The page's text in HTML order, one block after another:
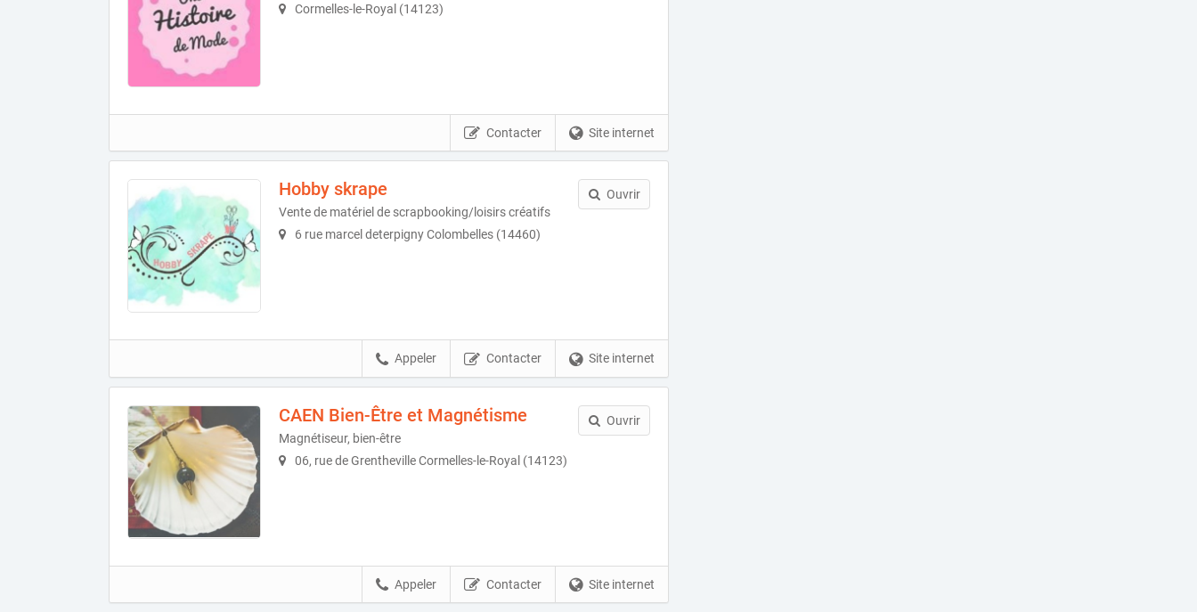
Cormelles-le-Royal (14123)
Site internet
Contacter
Hobby skrape
Vente de matériel de scrapbooking/loisirs créatifs
6 rue marcel deterpigny Colombelles (14460)
Ouvrir
Site internet
Contacter
Appeler
CAEN Bien-Être et Magnétisme
Magnétiseur, bien-être
06, rue de Grentheville Cormelles-le-Royal (14123)
Ouvrir
Site internet
Contacter
Appeler